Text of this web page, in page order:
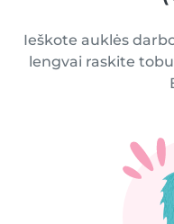
Ieškote auklės
lengvai raskite